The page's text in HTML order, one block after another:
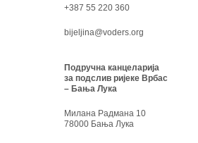
+387 55 220 360
bijeljina@voders.org
Подручна канцеларија
за подслив ријеке Врбас
– Бања Лука
Милана Радмана 10
78000 Бања Лука